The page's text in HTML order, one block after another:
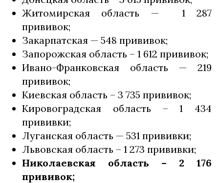
Житомирская область — 1 287
прививок;
Закарпатская — 548 прививок;
Запорожская область – 1 612 прививок;
Ивано-Франковская область — 219
прививок;
Киевская область – 3 735 прививок;
Кировоградская область – 1 434
прививки;
Луганская область — 531 прививки;
Львовская область – 1 273 прививки;
Николаевская область – 2 176
прививок;